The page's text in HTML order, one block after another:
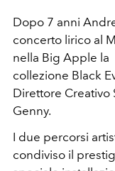
Dopo 7 anni
concerto lirico al
nella Big Apple la
collezione Black
Direttore Creativo
Genny.
I due percorsi
condiviso il